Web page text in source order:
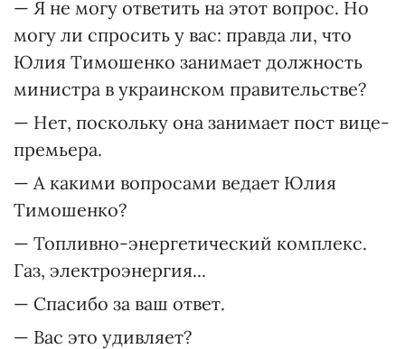
— Я не могу ответить на этот вопрос. Но
могу ли спросить у вас: правда ли, что
Юлия Тимошенко занимает должность
министра в украинском правительстве?
— Нет, поскольку она занимает пост вице-
премьера.
— А какими вопросами ведает Юлия
Тимошенко?
— Топливно-энергетический комплекс.
Газ, электроэнергия...
— Спасибо за ваш ответ.
— Вас это удивляет?